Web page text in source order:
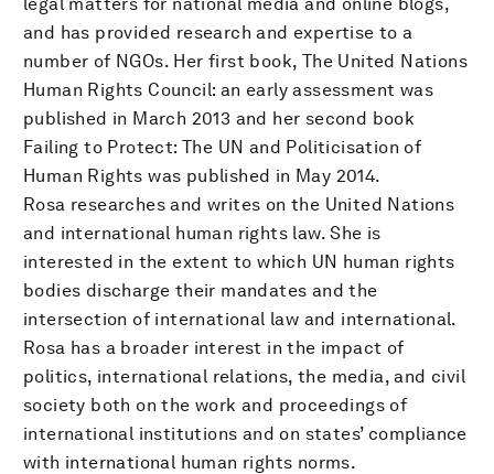
and has provided research and expertise to a
number of NGOs. Her first book, The United Nations
Human Rights Council: an early assessment was
published in March 2013 and her second book
Failing to Protect: The UN and Politicisation of
Human Rights was published in May 2014.
Rosa researches and writes on the United Nations
and international human rights law. She is
interested in the extent to which UN human rights
bodies discharge their mandates and the
intersection of international law and international.
Rosa has a broader interest in the impact of
politics, international relations, the media, and civil
society both on the work and proceedings of
international institutions and on states’ compliance
with international human rights norms.